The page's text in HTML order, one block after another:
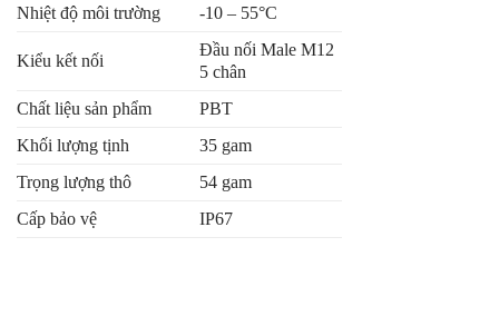
Nhiệt độ môi trường
-10 – 55°C
Kiểu kết nối
Đầu nối Male M12
5 chân
Chất liệu sản phẩm
PBT
Khối lượng tịnh
35 gam
Trọng lượng thô
54 gam
Cấp bảo vệ
IP67